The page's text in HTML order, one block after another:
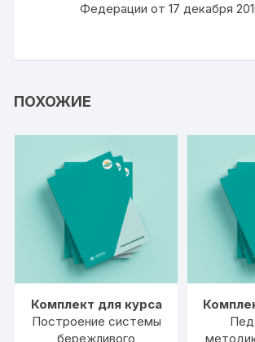
Федерации от 17 декабря
ПОХОЖИЕ
Комплект для курса
Построение системы
бережливого